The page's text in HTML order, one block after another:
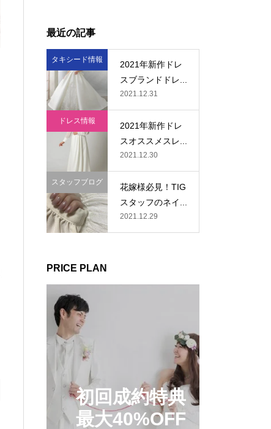
最近の記事
2021年新作ドレ
スブランドドレ...
2021.12.31
タキシード情報
2021年新作ドレ
スオススメスレ...
2021.12.30
ドレス情報
花嫁様必見！TIG
スタッフのネイ...
2021.12.29
スタッフブログ
PRICE PLAN
初回成約特典
最大40%OFF